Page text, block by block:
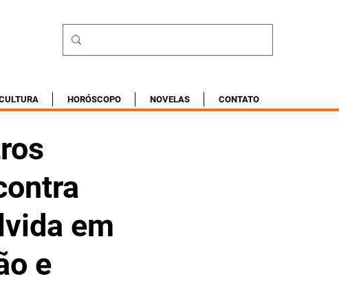
HORÓSCOPO NOVELAS CONTATO
em
e